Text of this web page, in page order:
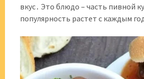
вкус․ Это блюдо – часть пивной
популярность растет с каждым